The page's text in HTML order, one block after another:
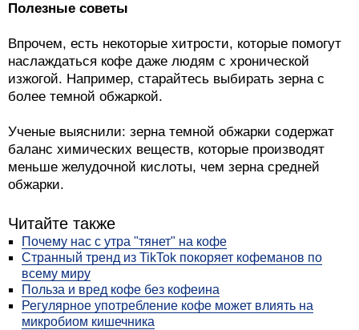
Полезные советы
Впрочем, есть некоторые хитрости, которые помогут
наслаждаться кофе даже людям с хронической
изжогой. Например, старайтесь выбирать зерна с
более темной обжаркой.
Ученые выяснили: зерна темной обжарки содержат
баланс химических веществ, которые производят
меньше желудочной кислоты, чем зерна средней
обжарки.
Читайте также
Почему нас с утра "тянет" на кофе
Странный тренд из TikTok покоряет кофеманов по
всему миру
Польза и вред кофе без кофеина
Регулярное употребление кофе может влиять на
микробиом кишечника